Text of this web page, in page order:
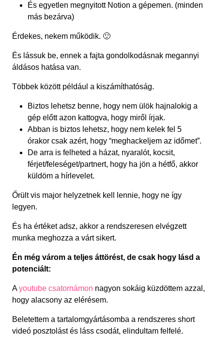
És egyetlen megnyitott Notion a gépemen. (minden
más bezárva)
Érdekes, nekem működik. 🙂
És lássuk be, ennek a fajta gondolkodásnak megannyi
áldásos hatása van.
Többek között például a kiszámíthatóság.
Biztos lehetsz benne, hogy nem ülök hajnalokig a
gép előtt azon kattogva, hogy miről írjak.
Abban is biztos lehetsz, hogy nem kelek fel 5
órakor csak azért, hogy “meghackeljem az időmet”.
De arra is felheted a házat, nyaralót, kocsit,
férjet/feleséget/partnert, hogy ha jön a hétfő, akkor
küldöm a hírlevelet.
Őrült vis major helyzetnek kell lennie, hogy ne így
legyen.
És ha értéket adsz, akkor a rendszeresen elvégzett
munka meghozza a várt sikert.
Én még várom a teljes áttörést, de csak hogy lásd a
potenciált:
Ayoutube csatornámon nagyon sokáig küzdöttem azzal,
hogy alacsony az elérésem.
Beletettem a tartalomgyártásomba a rendszeres short
videó posztolást és láss csodát, elindultam felfelé.